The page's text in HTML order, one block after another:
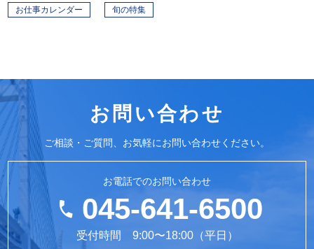
お仕事カレンダー 旬の特集
お問い合わせ
ご相談・ご質問、お気軽にお問い合わせください。
お電話でのお問い合わせ
045-641-6500
受付時間 9:00〜18:00（平日）